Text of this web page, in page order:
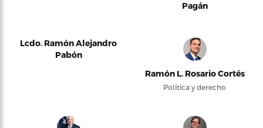
Pagán
Lcdo. Ramón Alejandro
Pabón
Ramón L. Rosario Cortés
Política y derecho